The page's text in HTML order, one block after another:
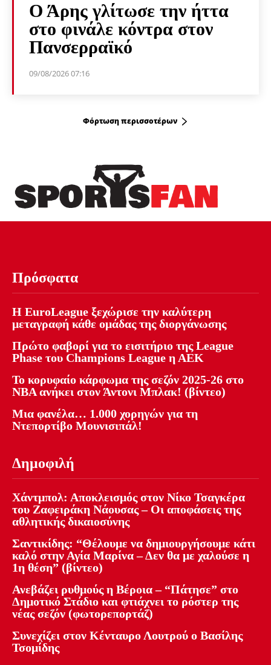
Ο Άρης γλίτωσε την ήττα
στο φινάλε κόντρα στον
Πανσερραϊκό
09/08/2026 07:16
Φόρτωση περισσοτέρων
Πρόσφατα
Η EuroLeague ξεχώρισε την καλύτερη
μεταγραφή κάθε ομάδας της διοργάνωσης
Πρώτο φαβορί για το εισιτήριο της League
Phase του Champions League η ΑΕΚ
Το κορυφαίο κάρφωμα της σεζόν 2025-26 στο
NBA ανήκει στον Άντονι Μπλακ! (βίντεο)
Μια φανέλα… 1.000 χορηγών για τη
Ντεπορτίβο Μουνισιπάλ!
Δημοφιλή
Χάντμπολ: Αποκλεισμός στον Νίκο Τσαγκέρα
του Ζαφειράκη Νάουσας – Οι αποφάσεις της
αθλητικής δικαιοσύνης
Σαντικίδης: “Θέλουμε να δημιουργήσουμε κάτι
καλό στην Αγία Μαρίνα – Δεν θα με χαλούσε η
1η θέση” (βίντεο)
Ανεβάζει ρυθμούς η Βέροια – “Πάτησε” στο
Δημοτικό Στάδιο και φτιάχνει το ρόστερ της
νέας σεζόν (φωτορεπορτάζ)
Συνεχίζει στον Κένταυρο Λουτρού ο Βασίλης
Τσομίδης